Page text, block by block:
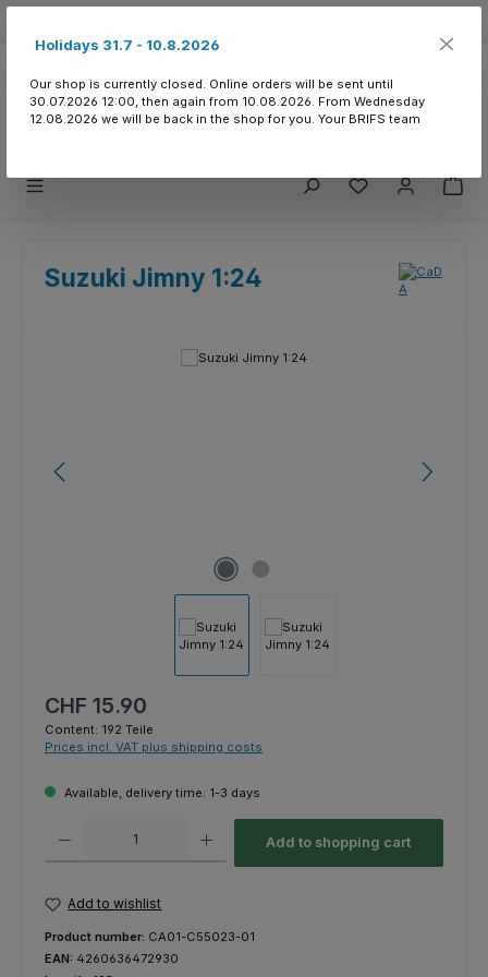
You have 0
Suzuki Jimny 1:24
Regular price:
CHF 15.90
Content: 192 Teile
Prices incl. VAT plus shipping costs
Available, delivery time: 1-3 days
Add to shopping cart
Add to wishlist
Product number: CA01-C55023-01
EAN: 4260636472930
Holidays 31.7 - 10.8.2026
Our shop is currently closed. Online orders will be sent until
30.07.2026 12:00, then again from 10.08.2026. From Wednesday
12.08.2026 we will be back in the shop for you. Your BRIFS team